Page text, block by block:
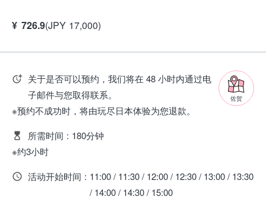
¥ 726.9(JPY 17,000)
佐贺
关于是否可以预约，我们将在 48 小时内通过电
子邮件与您取得联系。
※预约不成功时，将由玩尽日本体验为您退款。
所需时间 : 180分钟
※约3小时
活动开始时间 : 11:00 / 11:30 / 12:00 / 12:30 / 13:00 / 13:30
/ 14:00 / 14:30 / 15:00